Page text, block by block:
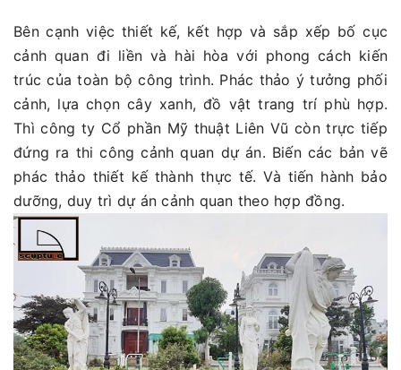
Bên cạnh việc thiết kế, kết hợp và sắp xếp bố cục
cảnh quan đi liền và hài hòa với phong cách kiến
trúc của toàn bộ công trình. Phác thảo ý tưởng phối
cảnh, lựa chọn cây xanh, đồ vật trang trí phù hợp.
Thì công ty Cổ phần Mỹ thuật Liên Vũ còn trực tiếp
đứng ra thi công cảnh quan dự án. Biến các bản vẽ
phác thảo thiết kế thành thực tế. Và tiến hành bảo
dưỡng, duy trì dự án cảnh quan theo hợp đồng.